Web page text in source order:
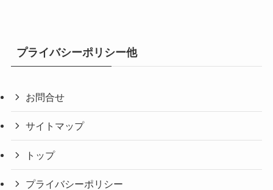
プライバシーポリシー他
お問合せ
サイトマップ
トップ
プライバシーポリシー